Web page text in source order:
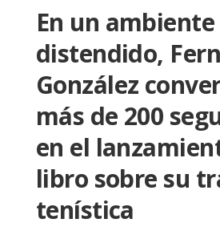
En un ambiente
distendido,
González
más de 200
en el
libro sobre su
tenística